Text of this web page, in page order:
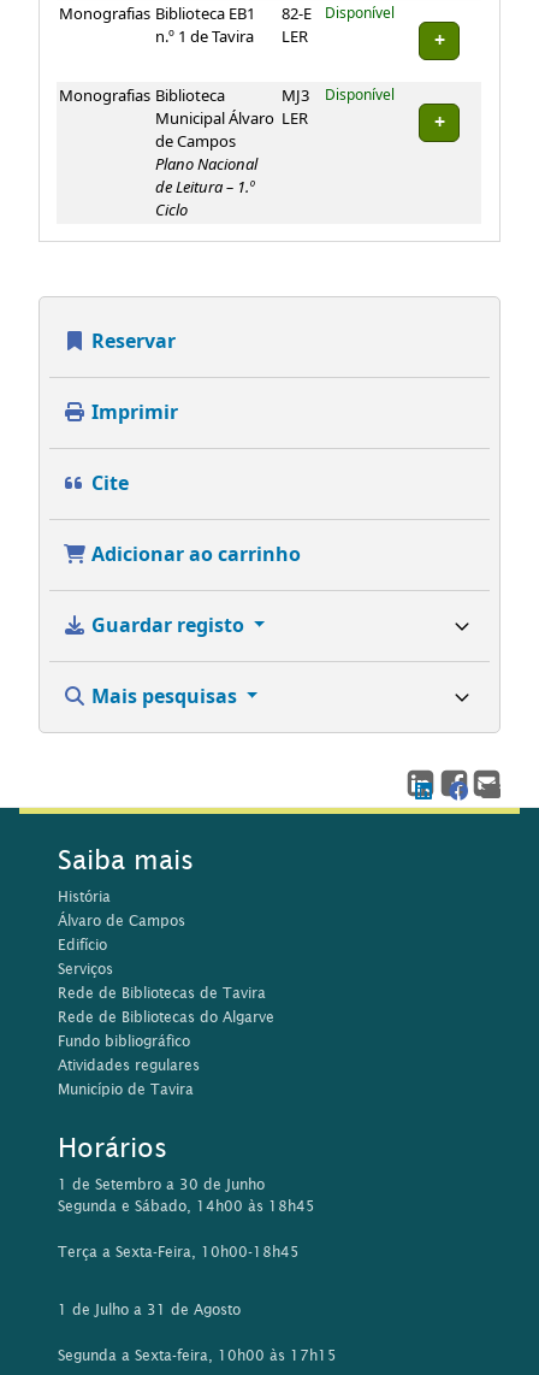
Monografias Biblioteca EB1
n.º 1 de Tavira
82-E
LER
Disponível
Monografias Biblioteca
Municipal Álvaro
de Campos
Plano Nacional
de Leitura – 1.º
Ciclo
MJ3
LER
Disponível
Reservar
Imprimir
Cite
Adicionar ao carrinho
Guardar registo
Mais pesquisas
Saiba mais
História
Álvaro de Campos
Edifício
Serviços
Rede de Bibliotecas de Tavira
Rede de Bibliotecas do Algarve
Fundo bibliográfico
Atividades regulares
Município de Tavira
Horários
1 de Setembro a 30 de Junho
Segunda e Sábado, 14h00 às 18h45
Terça a Sexta-Feira, 10h00-18h45
1 de Julho a 31 de Agosto
Segunda a Sexta-feira, 10h00 às 17h15